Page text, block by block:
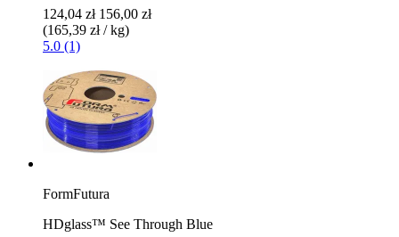
124,04 zł 156,00 zł
(165,39 zł / kg)
5.0 (1)
FormFutura
HDglass™ See Through Blue